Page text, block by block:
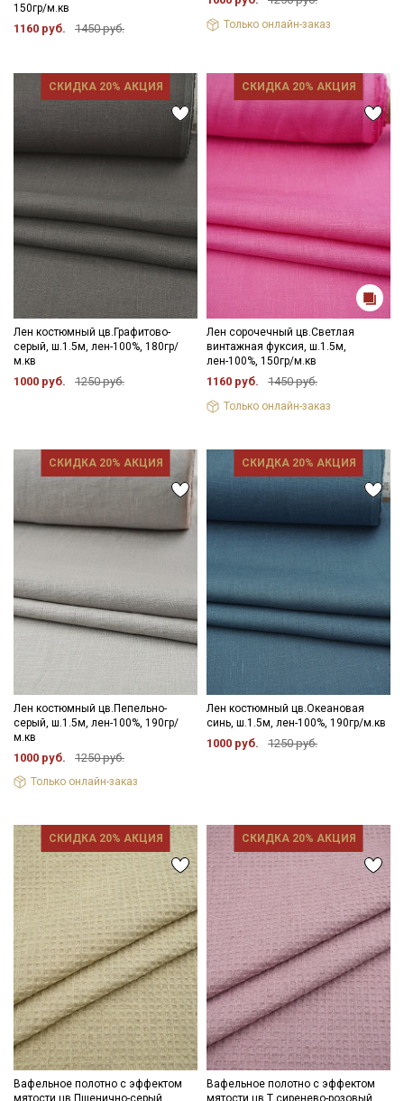
150гр/м.кв
1160 руб. 1450 руб. Только онлайн-заказ
СКИДКА 20% АКЦИЯ
Лен костюмный цв.Графитово-
серый, ш.1.5м, лен-100%, 180гр/
м.кв
1000 руб. 1250 руб.
СКИДКА 20% АКЦИЯ
Лен сорочечный цв.Светлая
винтажная фуксия, ш.1.5м,
лен-100%, 150гр/м.кв
1160 руб. 1450 руб.
Только онлайн-заказ
СКИДКА 20% АКЦИЯ
Лен костюмный цв.Пепельно-
серый, ш.1.5м, лен-100%, 190гр/
м.кв
1000 руб. 1250 руб.
Только онлайн-заказ
СКИДКА 20% АКЦИЯ
Лен костюмный цв.Океановая
синь, ш.1.5м, лен-100%, 190гр/м.кв
1000 руб. 1250 руб.
СКИДКА 20% АКЦИЯ
Вафельное полотно с эффектом
мятости цв.Пшенично-серый,
СКИДКА 20% АКЦИЯ
Вафельное полотно с эффектом
мятости цв.Т.сиренево-розовый
Электронная почта
Подписаться
Политикой обработки персональных
данныхи даюСогласие на обработку персональных
данных
Согласие на получение рекламных и
информационных рассылок